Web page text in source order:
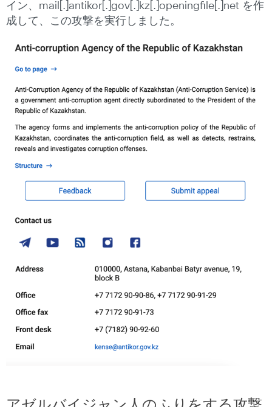
イン、mail[.]antikor[.]gov[.]kz[.]openingfile[.]net を作
成して、この攻撃を実行しました。